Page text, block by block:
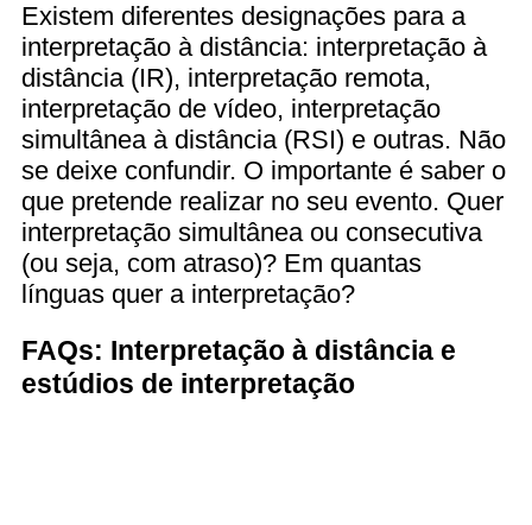
Existem diferentes designações para a
interpretação à distância: interpretação à
distância (IR), interpretação remota,
interpretação de vídeo, interpretação
simultânea à distância (RSI) e outras. Não
se deixe confundir. O importante é saber o
que pretende realizar no seu evento. Quer
interpretação simultânea ou consecutiva
(ou seja, com atraso)? Em quantas
línguas quer a interpretação?
FAQs: Interpretação à distância e
estúdios de interpretação